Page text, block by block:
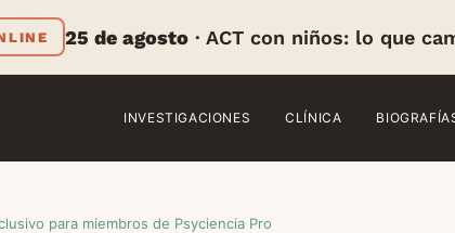
25 de agosto · ACT con niños: lo que
INVESTIGACIONES CLÍNICA
para miembros de Psyciencia Pro